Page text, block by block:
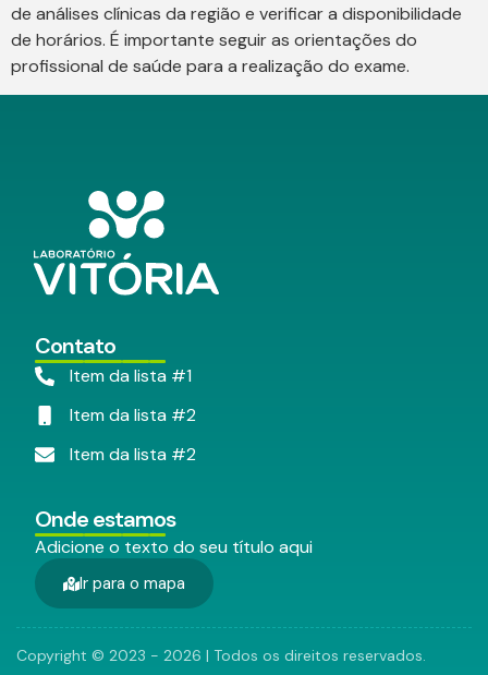
de análises clínicas da região e verificar a disponibilidade
de horários. É importante seguir as orientações do
profissional de saúde para a realização do exame.
Contato
Item da lista #1
Item da lista #2
Item da lista #2
Onde estamos
Adicione o texto do seu título aqui
Ir para o mapa
Copyright © 2023 - 2026 | Todos os direitos reservados.